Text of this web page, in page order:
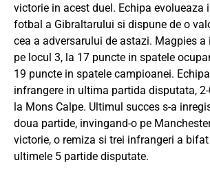
victorie in acest duel. Echipa evolueaza
fotbal a Gibraltarului si dispune de o
cea a adversarului de astazi. Magpies a
pe locul 3, la 17 puncte in spatele
19 puncte in spatele campioanei.
infrangere in ultima partida disputata,
la Mons Calpe. Ultimul succes s-a
doua partide, invingand-o pe
victorie, o remiza si trei infrangeri a
ultimele 5 partide disputate.